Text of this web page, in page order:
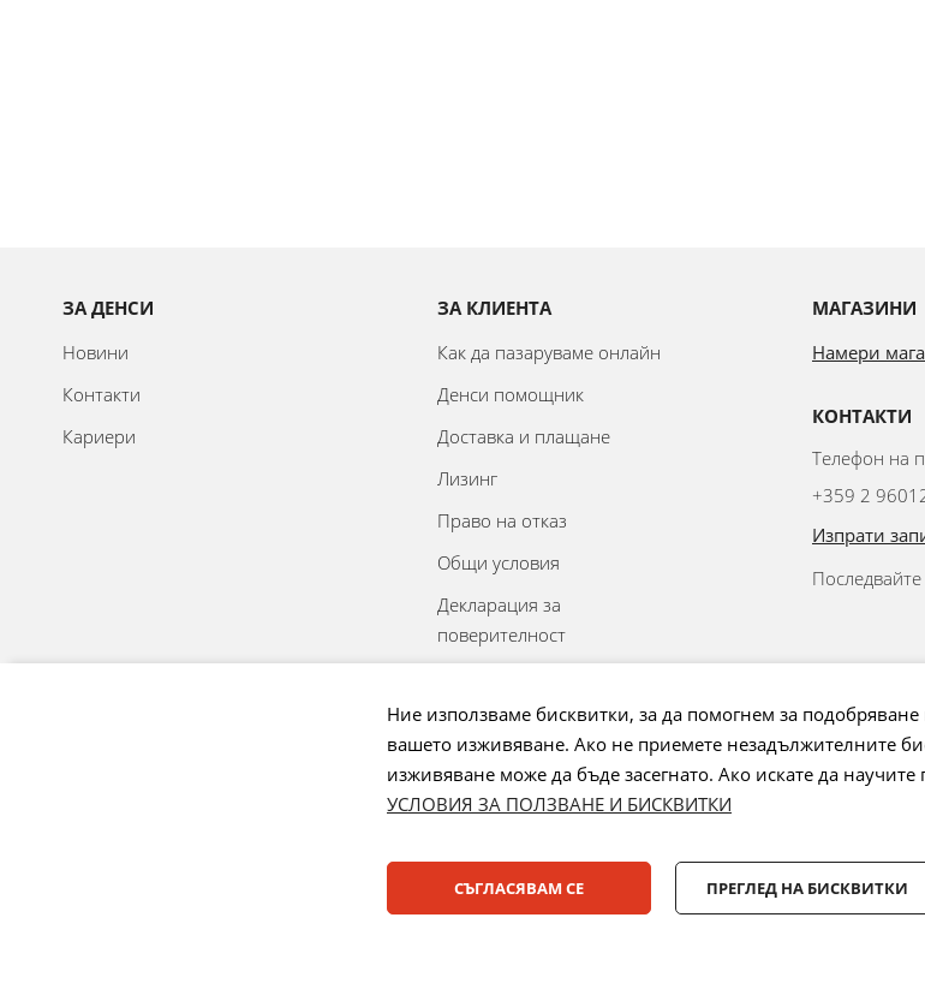
ЗА ДЕНСИ
Новини
Контакти
Кариери
ЗА КЛИЕНТА
Как да пазаруваме онлайн
Денси помощник
Доставка и плащане
Лизинг
Право на отказ
Общи условия
Декларация за
поверителност
спорове
Управление на бисквитки
МАГАЗИНИ
Намери
КОНТАКТИ
Телефон на
+359 2
Изпрати
Ние използваме бисквитки, за да помогнем за
вашето изживяване. Ако не приемете незадължителните
изживяване може да бъде засегнато. Ако искате да научите
УСЛОВИЯ ЗА ПОЛЗВАНЕ И БИСКВИТКИ
СЪГЛАСЯВАМ СЕ ПРЕГЛЕД НА БИСКВИТКИ